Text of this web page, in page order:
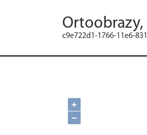
Ortoobrazy,
c9e722d1-1766-11e6-
+
−